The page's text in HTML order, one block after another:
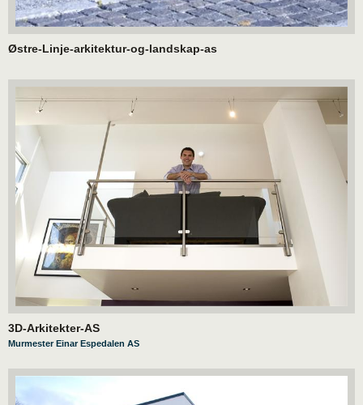
Østre-Linje-arkitektur-og-landskap-as
3D-Arkitekter-AS
Murmester Einar Espedalen AS